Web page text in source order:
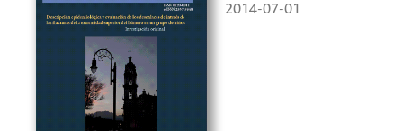
2014-07-01